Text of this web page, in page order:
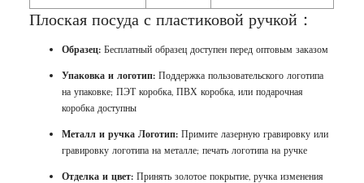
Плоская посуда с пластиковой ручкой：
Образец: Бесплатный образец доступен перед оптовым заказом
Упаковка и логотип: Поддержка пользовательского логотипа
на упаковке; ПЭТ коробка, ПВХ коробка, или подарочная
коробка доступны
Металл и ручка Логотип: Примите лазерную гравировку или
гравировку логотипа на металле; печать логотипа на ручке
Отделка и цвет: Принять золотое покрытие, ручка изменения